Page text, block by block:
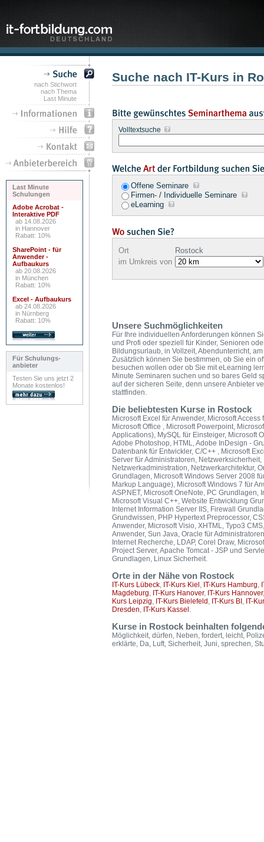
nach Stichwort
nach Thema
Last Minute
Last Minute
Schulungen
Adobe Acrobat -
Interaktive PDF
ab 14.08.2026
in Hannover
Rabatt: 10%
SharePoint - für
Anwender -
Aufbaukurs
ab 20.08.2026
in München
Rabatt: 10%
Excel - Aufbaukurs
ab 24.08.2026
in Nürnberg
Rabatt: 10%
Für Schulungs-
anbieter
Testen Sie uns jetzt 2
Monate kostenlos!
Suche nach IT-Kurs in
Volltextsuche
Offene Seminare
Firmen- / Individuelle Seminare
eLearning
Ort
Rostock
im Umkreis von
Unsere Suchmöglichkeiten
Für Ihre individuellen Anforderungen können
und Profi oder speziell für Kinder, Senioren
Bildungsurlaub, in Vollzeit, Abendunterricht,
Zusätzlich können Sie bestimmen, ob Sie ein
besuchen wollen oder ob Sie mit eLearning
Minute Seminaren suchen und so bares Geld
auf der sicheren Seite, denn unsere Anbieter
stattfinden.
Die beliebtesten Kurse in Rostock
Microsoft Excel für Anwender, Microsoft
Microsoft Office , Microsoft Powerpoint,
Applications), MySQL für Einsteiger, Microsoft
Adobe Photoshop, HTML, Adobe InDesign -
Datenbank für Entwickler, C/C++ , Microsoft
Server für Administratoren,
Netzwerkadministration, Netzwerkarchitektur,
Grundlagen, Microsoft Windows Server 2008
Markup Language), Microsoft Windows 7 für
ASP.NET, Microsoft OneNote, PC
Microsoft Visual C++, Website Entwicklung
Internet Information Server IIS, Firewall
Grundwissen, PHP Hypertext Preprocessor,
Anwender, Microsoft Visio, XHTML, Typo3
Anwender, Sun Java, Oracle für
Internet Recherche, LDAP, Corel Draw,
Project Server, Apache Tomcat - JSP und
Grundlagen, Linux Sicherheit.
Orte in der Nähe von Rostock
IT-Kurs Lübeck, IT-Kurs Kiel , IT-Kurs Hamburg,
Magdeburg, IT-Kurs Hanover, IT-Kurs Hannover
Kurs Leipzig, IT-Kurs Bielefeld , IT-Kurs BI , IT-
Dresden, IT-Kurs Kassel .
Kurse in Rostock beinhalten
Möglichkeit, dürfen, Neben, fordert, leicht,
erklärte, Da, Luft, Sicherheit, Juni, sprechen,